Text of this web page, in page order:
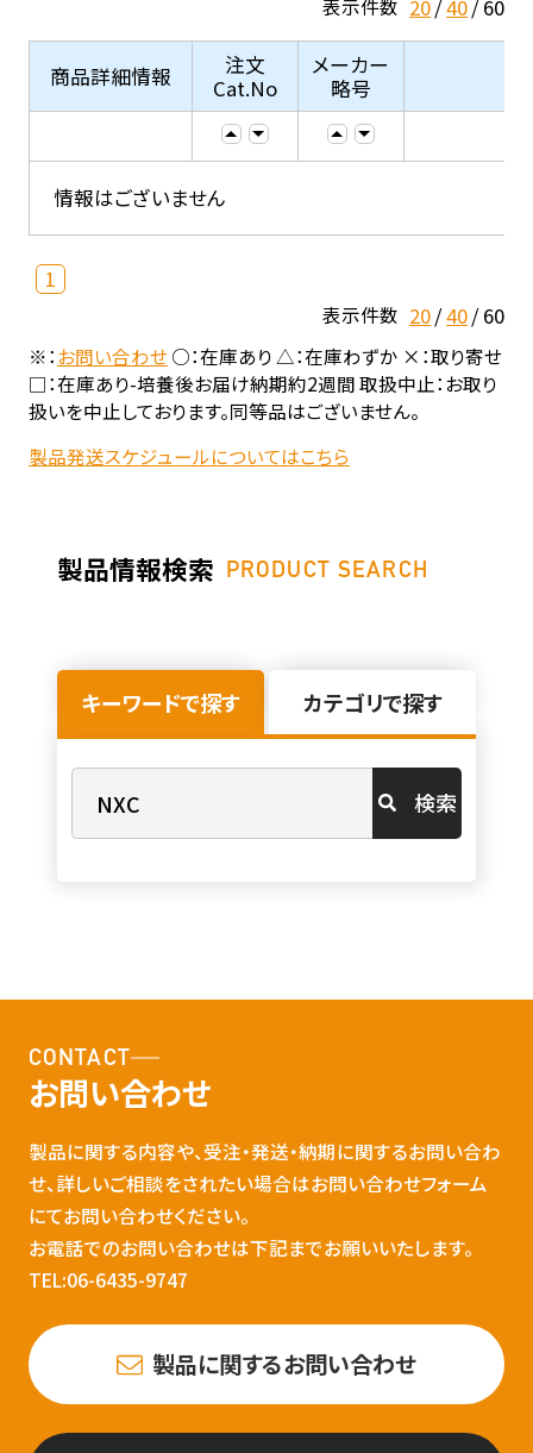
表示件数 20 40 60
商品詳細情報
注文
Cat.No
メーカー
略号
情報はございません
1
表示件数 20 40 60
※：お問い合わせ○：在庫あり △：在庫わずか ×：取り寄せ
□：在庫あり-培養後お届け納期約2週間 取扱中止：お取り
扱いを中止しております。同等品はございません。
製品発送スケジュールについてはこちら
製品情報検索 PRODUCT SEARCH
キーワードで探す カテゴリで探す
検索
CONTACT
お問い合わせ
製品に関する内容や、受注・発送・納期に関するお問い合わ
せ、詳しいご相談をされたい場合はお問い合わせフォーム
にてお問い合わせください。
お電話でのお問い合わせは下記までお願いいたします。
TEL:06-6435-9747
製品に関するお問い合わせ